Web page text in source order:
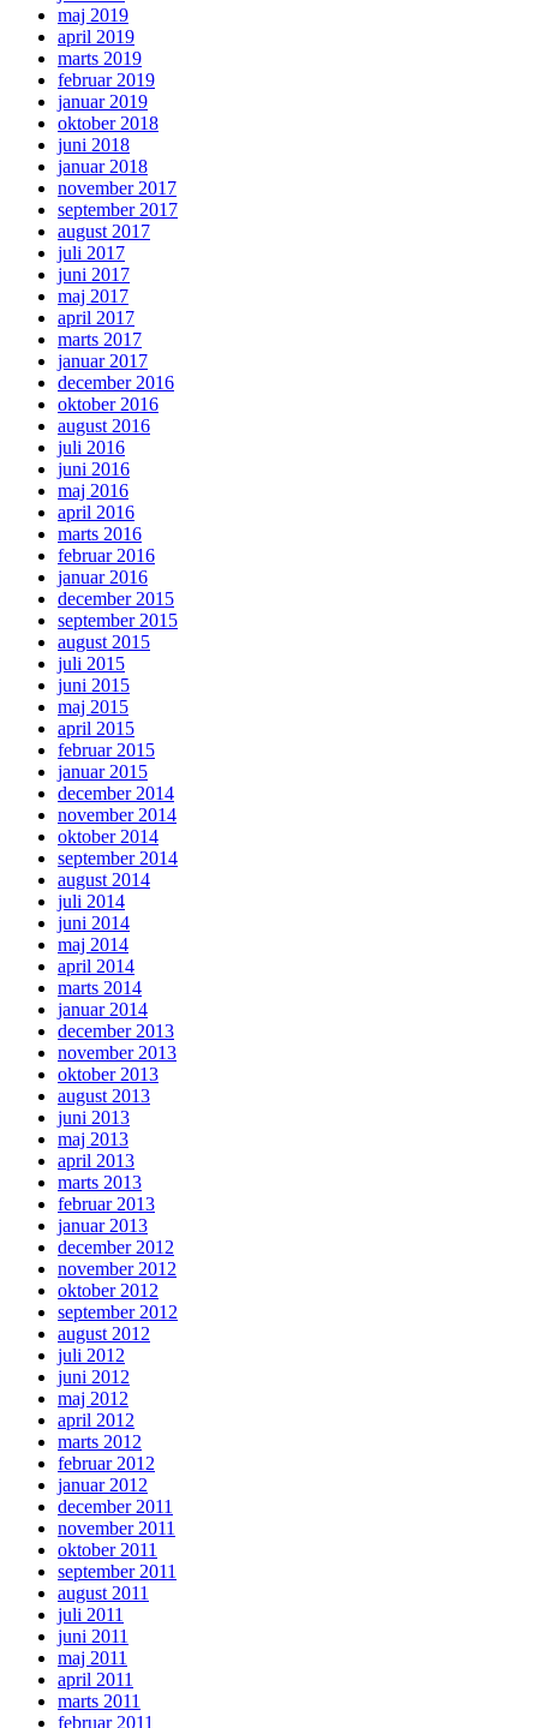
maj 2019
april 2019
marts 2019
februar 2019
januar 2019
oktober 2018
juni 2018
januar 2018
november 2017
september 2017
august 2017
juli 2017
juni 2017
maj 2017
april 2017
marts 2017
januar 2017
december 2016
oktober 2016
august 2016
juli 2016
juni 2016
maj 2016
april 2016
marts 2016
februar 2016
januar 2016
december 2015
september 2015
august 2015
juli 2015
juni 2015
maj 2015
april 2015
februar 2015
januar 2015
december 2014
november 2014
oktober 2014
september 2014
august 2014
juli 2014
juni 2014
maj 2014
april 2014
marts 2014
januar 2014
december 2013
november 2013
oktober 2013
august 2013
juni 2013
maj 2013
april 2013
marts 2013
februar 2013
januar 2013
december 2012
november 2012
oktober 2012
september 2012
august 2012
juli 2012
juni 2012
maj 2012
april 2012
marts 2012
februar 2012
januar 2012
december 2011
november 2011
oktober 2011
september 2011
august 2011
juli 2011
juni 2011
maj 2011
april 2011
marts 2011
februar 2011